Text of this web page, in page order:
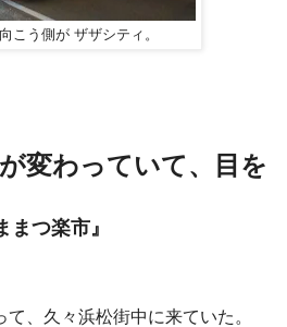
こう側が ザザシティ。
変わっていて、目を
つ楽市』
、久々浜松街中に来ていた。